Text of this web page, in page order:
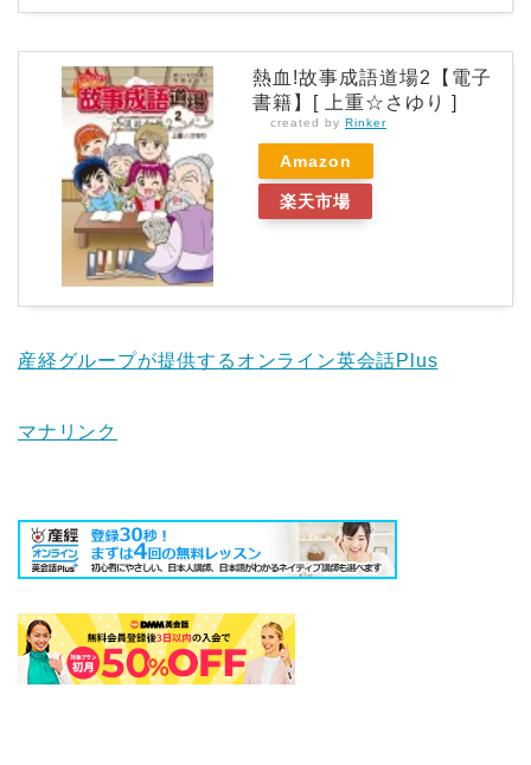
熱血!故事成語道場2【電子
書籍】[ 上重☆さゆり ]
created by Rinker
Amazon
楽天市場
産経グループが提供するオンライン英会話Plus
マナリンク